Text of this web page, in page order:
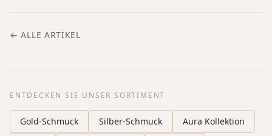
← ALLE ARTIKEL
ENTDECKEN SIE UNSER SORTIMENT
Gold-Schmuck Silber-Schmuck
Aura Kollektion